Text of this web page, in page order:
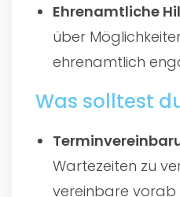
Ehrenamtliche
über
ehrenamtlich
Was solltest
Wartezeiten zu
vereinbare vorab